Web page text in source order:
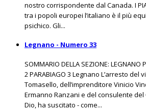
nostro corrispondente dal Canada. I
tra i popoli europei l’italiano è il più
psichico. Gli...
Legnano - Numero 33
SOMMARIO DELLA SEZIONE: LEGNANO
2 PARABIAGO 3 Legnano L’arresto del
Tomasello, dell’imprenditore Vinicio
Ermanno Ranzani e del consulente del
Dio, ha suscitato - come...